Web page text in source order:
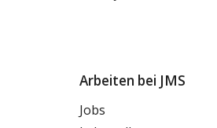
Arbeiten bei JMS
Jobs